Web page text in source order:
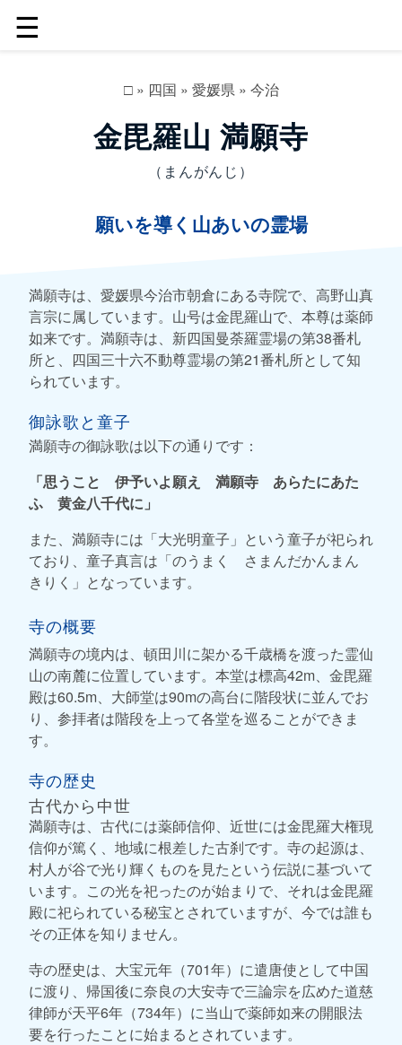
☰
□» 四国 » 愛媛県» 今治
金毘羅山 満願寺
（まんがんじ）
願いを導く山あいの霊場
満願寺は、愛媛県今治市朝倉にある寺院で、高野山真
言宗に属しています。山号は金毘羅山で、本尊は薬師
如来です。満願寺は、新四国曼荼羅霊場の第38番札
所と、四国三十六不動尊霊場の第21番札所として知
られています。
御詠歌と童子
満願寺の御詠歌は以下の通りです：
「思うこと 伊予いよ願え 満願寺 あらたにあた
ふ 黄金八千代に」
また、満願寺には「大光明童子」という童子が祀られ
ており、童子真言は「のうまく さまんだかんまん
きりく」となっています。
寺の概要
満願寺の境内は、頓田川に架かる千歳橋を渡った霊仙
山の南麓に位置しています。本堂は標高42m、金毘羅
殿は60.5m、大師堂は90mの高台に階段状に並んでお
り、参拝者は階段を上って各堂を巡ることができま
す。
寺の歴史
古代から中世
満願寺は、古代には薬師信仰、近世には金毘羅大権現
信仰が篤く、地域に根差した古刹です。寺の起源は、
村人が谷で光り輝くものを見たという伝説に基づいて
います。この光を祀ったのが始まりで、それは金毘羅
殿に祀られている秘宝とされていますが、今では誰も
その正体を知りません。
寺の歴史は、大宝元年（701年）に遣唐使として中国
に渡り、帰国後に奈良の大安寺で三論宗を広めた道慈
律師が天平6年（734年）に当山で薬師如来の開眼法
要を行ったことに始まるとされています。